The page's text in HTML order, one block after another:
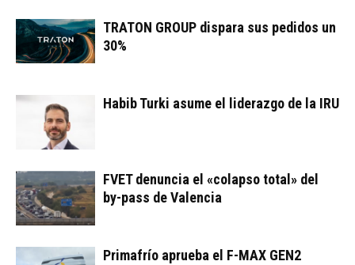
TRATON GROUP dispara sus pedidos un
30%
Habib Turki asume el liderazgo de la IRU
FVET denuncia el «colapso total» del
by-pass de Valencia
Primafrío aprueba el F-MAX GEN2